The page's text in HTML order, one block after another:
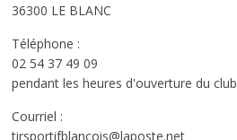
36300 LE BLANC
Téléphone :
02 54 37 49 09
pendant les heures d'ouverture du club
Courriel :
tirsportifblancois@laposte.net